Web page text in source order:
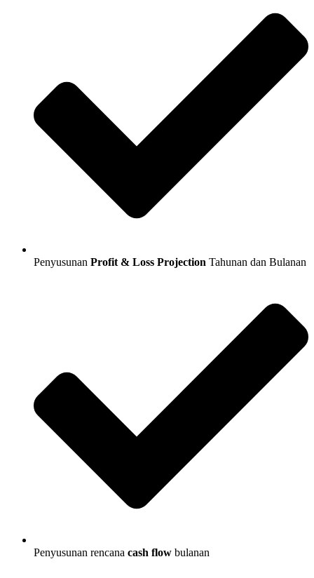
Penyusunan Profit & Loss Projection Tahunan dan Bulanan
Penyusunan rencana cash flow bulanan